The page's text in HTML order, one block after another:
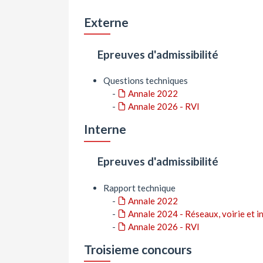
Externe
Epreuves d'admissibilité
Questions techniques
-
Annale 2022
-
Annale 2026 - RVI
Interne
Epreuves d'admissibilité
Rapport technique
-
Annale 2022
-
Annale 2024 - Réseaux, voirie et
-
Annale 2026 - RVI
Troisieme concours